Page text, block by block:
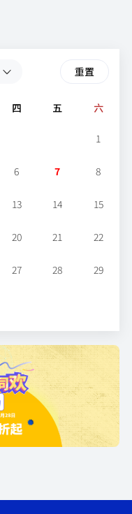
重置
四 五 六
1
6 7 8
13 14 15
20 21 22
27 28 29